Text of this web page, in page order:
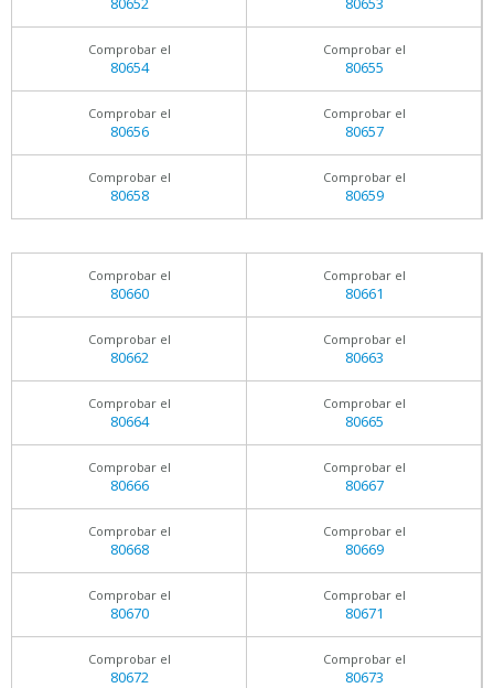
Comprobar el
80654
Comprobar el
80655
Comprobar el
80656
Comprobar el
80657
Comprobar el
80658
Comprobar el
80659
Comprobar el
80660
Comprobar el
80661
Comprobar el
80662
Comprobar el
80663
Comprobar el
80664
Comprobar el
80665
Comprobar el
80666
Comprobar el
80667
Comprobar el
80668
Comprobar el
80669
Comprobar el
80670
Comprobar el
80671
Comprobar el
80672
Comprobar el
80673